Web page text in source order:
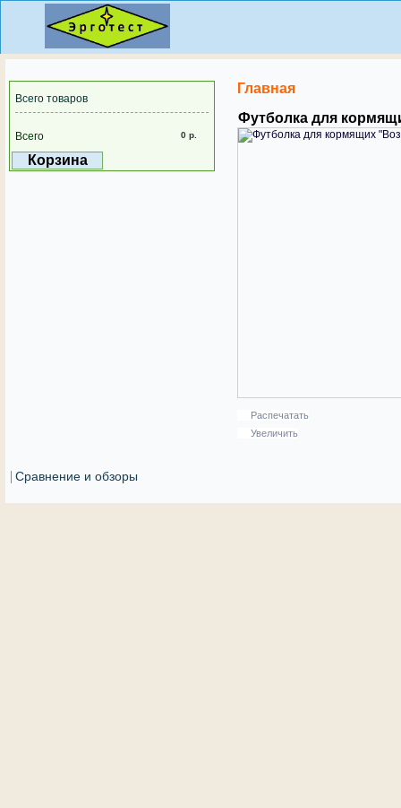
Всего товаров
Всего 0 р.
Корзина
Главная
Футболка для
Распечатать
Увеличить
Сравнение и обзоры